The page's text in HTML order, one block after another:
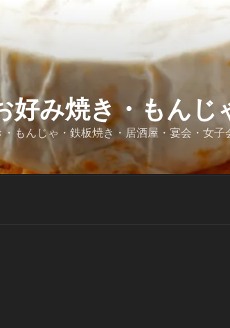
み焼き・もん
もんじゃ・鉄板焼き・居酒屋・宴会・女子